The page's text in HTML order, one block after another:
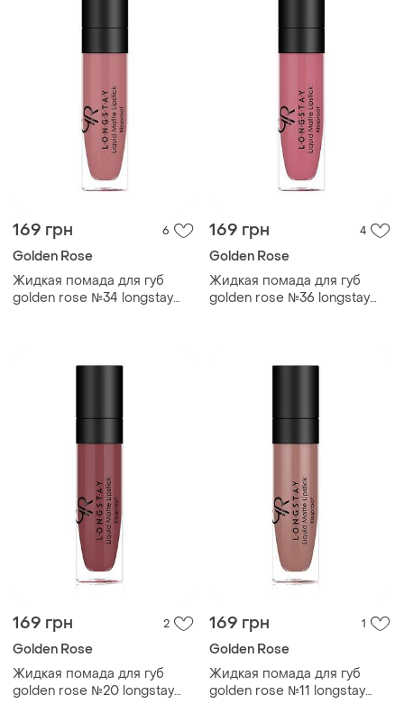
169 грн 6
Golden Rose
Жидкая помада для губ
golden rose №34 longstay
169 грн 4
Golden Rose
Жидкая помада для губ
golden rose №36 longstay
169 грн 2
Golden Rose
Жидкая помада для губ
golden rose №20 longstay
169 грн 1
Golden Rose
Жидкая помада для губ
golden rose №11 longstay